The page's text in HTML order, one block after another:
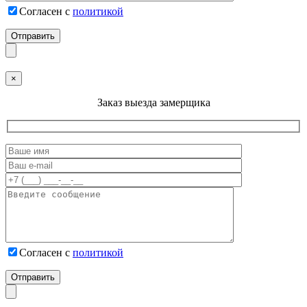
Согласен с политикой
×
Заказ выезда замерщика
Согласен с политикой